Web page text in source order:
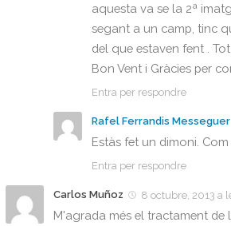
aquesta va se la 2ª
segant a un camp, tinc
del que estaven fent .
Bon Vent i Gràcies per
Entra per respondre
Rafel Ferrandis Messeguer
Estàs fet un dimoni.
Entra per respondre
Carlos Muñoz 8 octubre, 2013 a
M'agrada més el tractament de